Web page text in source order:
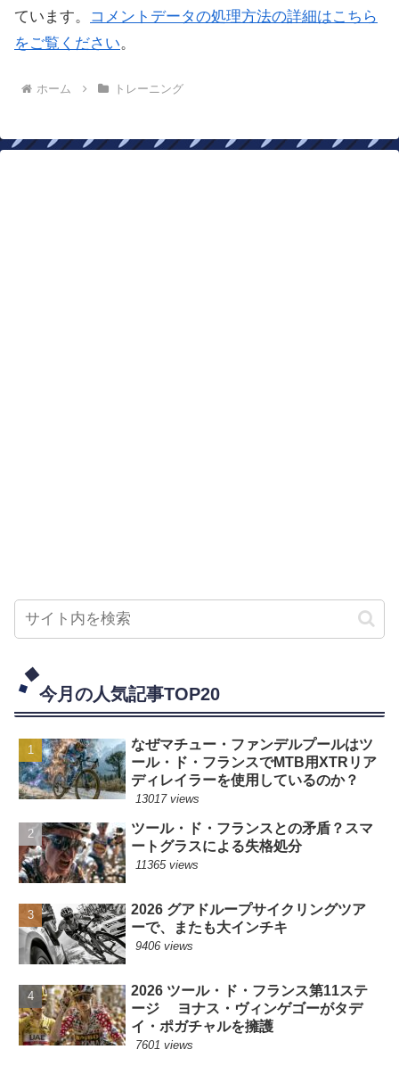
ています。
コメントデータの処理方法の詳細はこちら
をご覧ください。
ホーム トレーニング
今月の人気記事TOP20
なぜマチュー・ファンデルプールはツ
ール・ド・フランスでMTB用XTRリア
ディレイラーを使用しているのか？
13017 views
ツール・ド・フランスとの矛盾？スマ
ートグラスによる失格処分
11365 views
2026 グアドループサイクリングツア
ーで、またも大インチキ
9406 views
2026 ツール・ド・フランス第11ステ
ージ ヨナス・ヴィンゲゴーがタデ
イ・ポガチャルを擁護
7601 views